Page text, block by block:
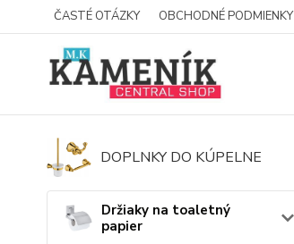
ČASTÉ OTÁZKY OBCHODNÉ PODMIENKY
DOPLNKY DO KÚPELNE
Držiaky na toaletný
papier